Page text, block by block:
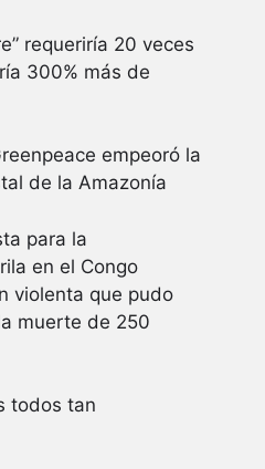
requeriría 20 veces
300% más de
empeoró la
de la Amazonía
para la
en el Congo
violenta que pudo
muerte de 250
todos tan